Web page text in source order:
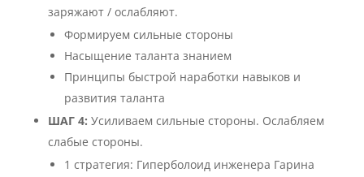
заряжают / ослабляют.
Формируем сильные стороны
Насыщение таланта знанием
Принципы быстрой наработки навыков и
развития таланта
ШАГ 4: Усиливаем сильные стороны. Ослабляем
слабые стороны.
1 стратегия: Гиперболоид инженера Гарина